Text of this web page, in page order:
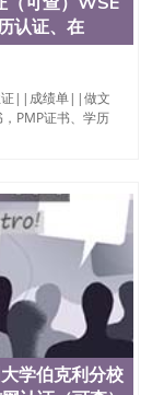
State
Jose State
State
Jose
San Jose
San Jose
San Jose
Jose State
State
State
State
Jose State
Jose State
Jose State
State
State
State
认证、在
证||成绩单||做文
PMP证书、学历
学伯克利分校